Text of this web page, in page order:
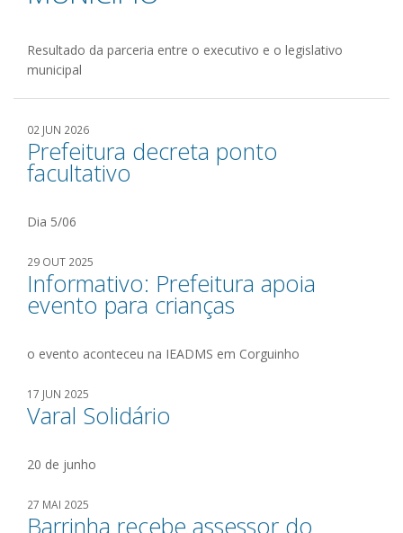
Resultado da parceria entre o executivo e o legislativo
municipal
02 JUN 2026
Prefeitura decreta ponto
facultativo
Dia 5/06
29 OUT 2025
Informativo: Prefeitura apoia
evento para crianças
o evento aconteceu na IEADMS em Corguinho
17 JUN 2025
Varal Solidário
20 de junho
27 MAI 2025
Barrinha recebe assessor do